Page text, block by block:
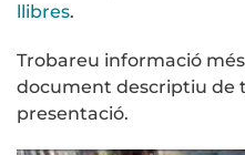
llibres.
Trobareu informació
document descriptiu de
presentació.